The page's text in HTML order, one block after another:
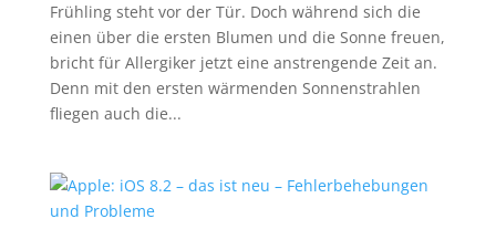
Frühling steht vor der Tür. Doch während sich die
einen über die ersten Blumen und die Sonne freuen,
bricht für Allergiker jetzt eine anstrengende Zeit an.
Denn mit den ersten wärmenden Sonnenstrahlen
fliegen auch die...